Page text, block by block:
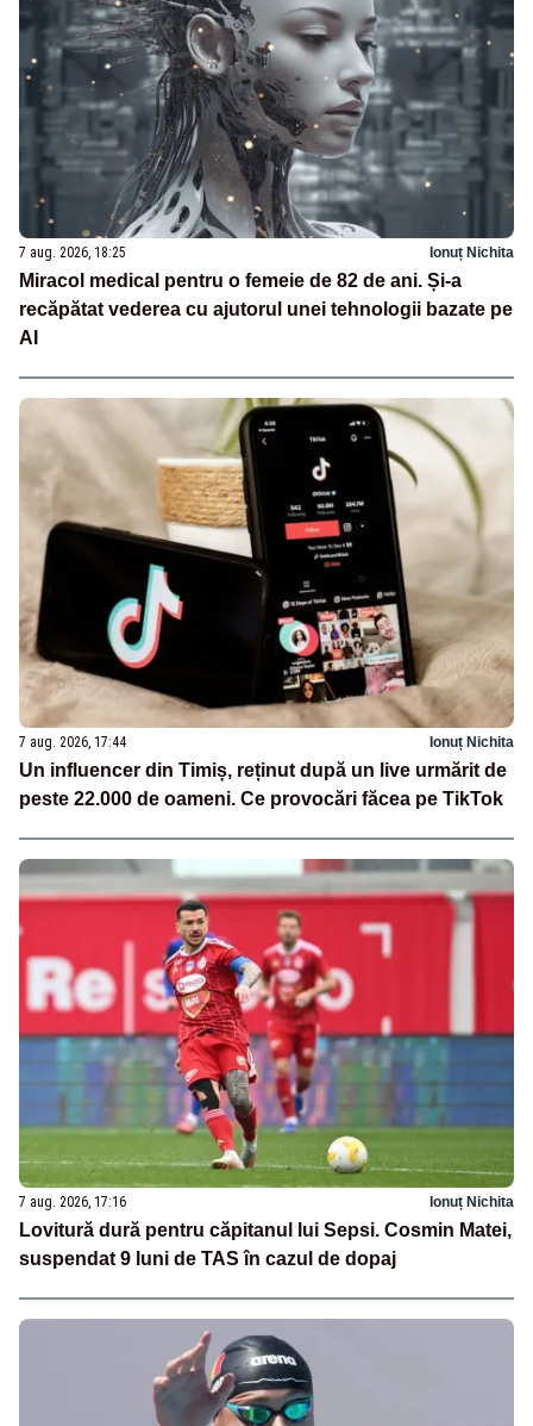
7 aug. 2026, 18:25 Ionuț Nichita
Miracol medical pentru o femeie de 82 de ani. Și-a
recăpătat vederea cu ajutorul unei tehnologii bazate pe
AI
7 aug. 2026, 17:44 Ionuț Nichita
Un influencer din Timiș, reținut după un live urmărit de
peste 22.000 de oameni. Ce provocări făcea pe TikTok
7 aug. 2026, 17:16 Ionuț Nichita
Lovitură dură pentru căpitanul lui Sepsi. Cosmin Matei,
suspendat 9 luni de TAS în cazul de dopaj